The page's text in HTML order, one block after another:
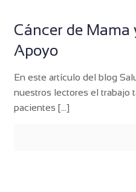
Cáncer de Mama
Apoyo
En este artículo del blog
nuestros lectores el trabajo
pacientes […]